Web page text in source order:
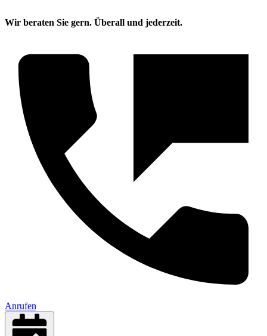
Wir beraten Sie gern. Überall und jederzeit.
Anrufen